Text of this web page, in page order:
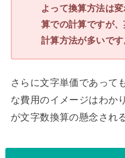
よって換算方法は
算での計算ですが
計算方法が多いです
さらに文字単価であって
な費用のイメージはわか
が文字数換算の懸念され